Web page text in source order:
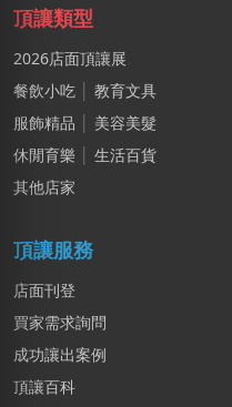
台北市｜預算 10萬~30萬元
陳X樂
新北市｜預算 50萬~100萬
許X昌
台中市｜預算 10萬元以下
新北市｜預算 10萬元以下
頂讓類型
2026店面頂讓展
餐飲小吃
教育文具
服飾精品
美容美髮
休閒育樂
生活百貨
其他店家
頂讓服務
店面刊登
買家需求詢問
成功讓出案例
頂讓百科